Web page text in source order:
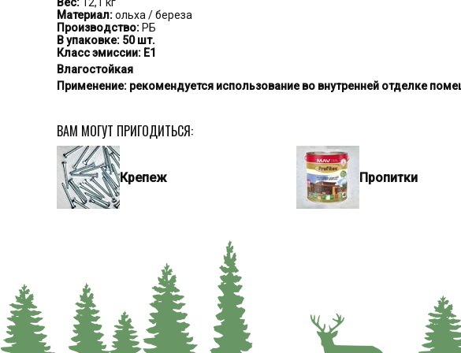
Материал:ольха / береза
Производство: РБ
В упаковке: 50 шт.
Класс эмиссии: Е1
Влагостойкая
Применение: рекомендуется использование во внутренней отделке
ВАМ МОГУТ ПРИГОДИТЬСЯ:
Крепеж Пропитки